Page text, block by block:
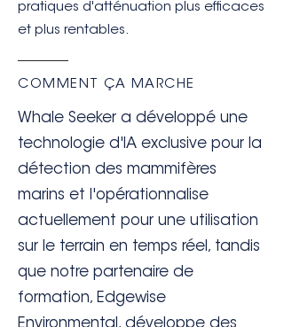
pratiques d'atténuation plus efficaces
et plus rentables.
COMMENT ÇA MARCHE
Whale Seeker a développé une
technologie d'IA exclusive pour la
détection des mammifères
marins et l'opérationnalise
actuellement pour une utilisation
sur le terrain en temps réel, tandis
que notre partenaire de
formation, Edgewise
Environmental, développe des